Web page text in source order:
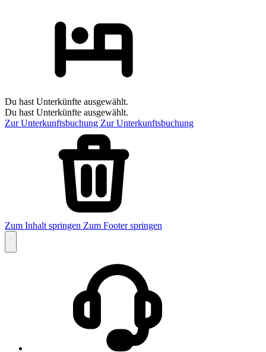
Du hast Unterkünfte ausgewählt.
Du hast Unterkünfte ausgewählt.
Zur Unterkunftsbuchung Zur Unterkunftsbuchung
Zum Inhalt springen Zum Footer springen